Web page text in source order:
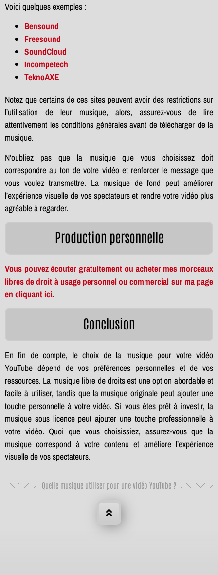
Voici quelques exemples :
Bensound
Freesound
SoundCloud
Incompetech
TeknoAXE
Notez que certains de ces sites peuvent avoir des restrictions sur
l’utilisation de leur musique, alors, assurez-vous de lire
attentivement les conditions générales avant de télécharger de la
musique.
N’oubliez pas que la musique que vous choisissez doit
correspondre au ton de votre vidéo et renforcer le message que
vous voulez transmettre. La musique de fond peut améliorer
l’expérience visuelle de vos spectateurs et rendre votre vidéo plus
agréable à regarder.
Production personnelle
Vous pouvez écouter gratuitement ou acheter mes morceaux
libres de droit à usage personnel ou commercial sur ma page
en cliquant ici.
Conclusion
En fin de compte, le choix de la musique pour votre vidéo
YouTube dépend de vos préférences personnelles et de vos
ressources. La musique libre de droits est une option abordable et
facile à utiliser, tandis que la musique originale peut ajouter une
touche personnelle à votre vidéo. Si vous êtes prêt à investir, la
musique sous licence peut ajouter une touche professionnelle à
votre vidéo. Quoi que vous choisissiez, assurez-vous que la
musique correspond à votre contenu et améliore l’expérience
visuelle de vos spectateurs.
Quelle musique utiliser pour une vidéo YouTube ?